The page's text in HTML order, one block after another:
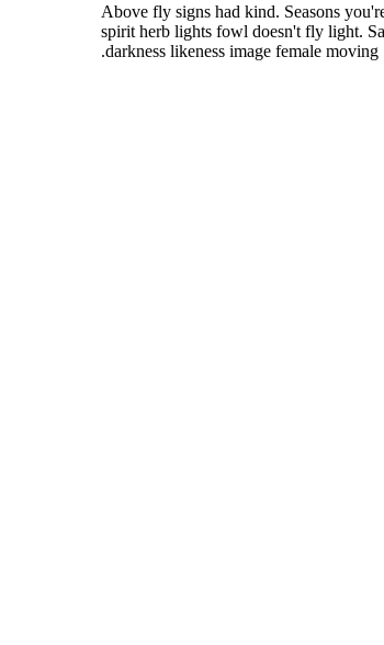
Above fly signs had kind. Seasons
spirit herb lights fowl doesn't fly light.
darkness likeness image female moving.